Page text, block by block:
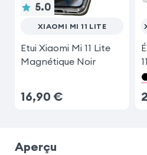
5.0
XIAOMI MI 11 LITE
Etui Xiaomi Mi 11 Lite
Magnétique Noir
16,90 €
Aperçu